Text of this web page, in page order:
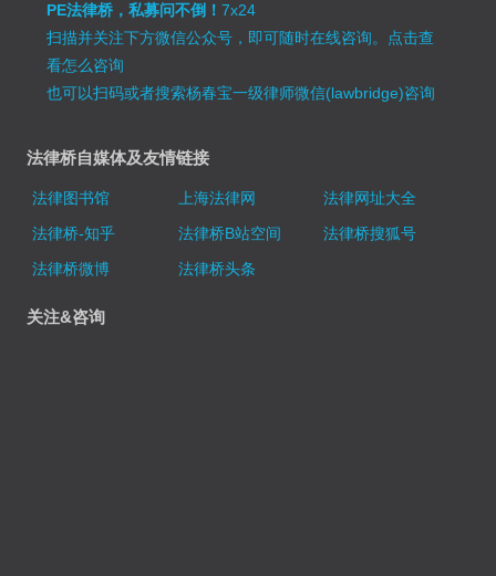
PE法律桥，私募问不倒！7x24
扫描并关注下方微信公众号，即可随时在线咨询。 点击查
看怎么咨询
也可以扫码或者搜索杨春宝一级律师微信(lawbridge)咨询
法律桥自媒体及友情链接
法律图书馆 上海法律网
法律网址大全
法律桥-知乎
法律桥B站空间
法律桥搜狐号
法律桥微博
法律桥头条
关注&咨询